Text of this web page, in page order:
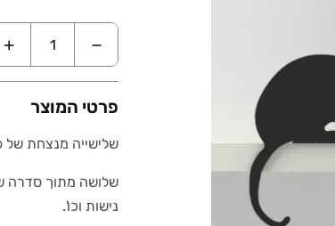
−
+
פרטי המוצר
שלישייה מנצחת של
שלושה מתוך סדרה
נישות וכו'.